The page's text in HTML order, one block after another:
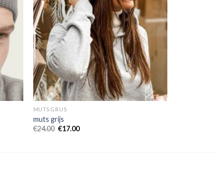
MUTS GRIJS
muts grijs
€24.00 €17.00